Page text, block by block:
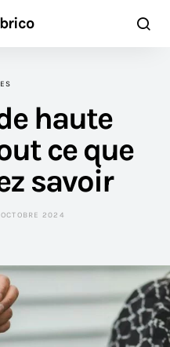
haute
ce que
savoir
OCTOBRE 2024